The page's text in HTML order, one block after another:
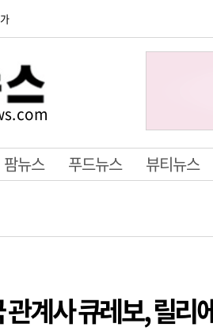
팜뉴스 푸드뉴스 뷰티뉴스
계사 큐레보, 릴리